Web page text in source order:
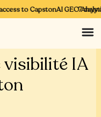
to CapstonAI GEO7 days
IA